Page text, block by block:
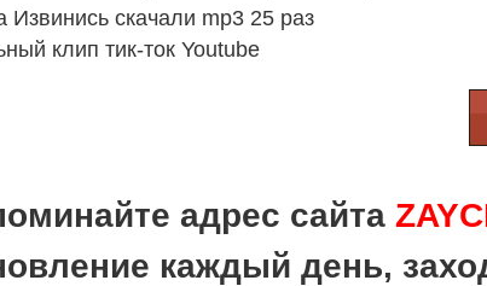
Извинись скачали mp3 25 раз
клип тик-ток Youtube
адрес сайта
каждый день,